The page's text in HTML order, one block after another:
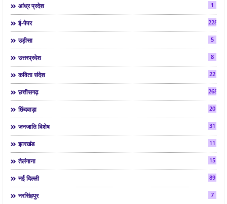
आंध्र प्रदेश 1
ई-पेपर 2286
उड़ीसा 5
उत्तरप्रदेश 8
कविता संदेश 22
छत्तीसगढ़ 268
छिंदवाड़ा 20
जनजाति विशेष 31
झारखंड 11
तेलंगाना 15
नई दिल्ली 89
नरसिंहपुर 7